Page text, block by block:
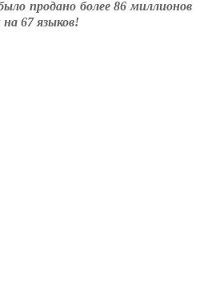
продано более 86 миллионов
на 67 языков!